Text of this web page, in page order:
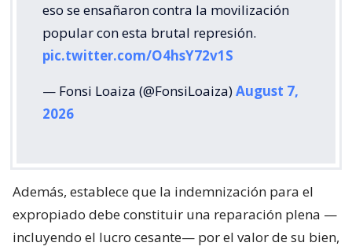
eso se ensañaron contra la movilización
popular con esta brutal represión.
pic.twitter.com/O4hsY72v1S
— Fonsi Loaiza (@FonsiLoaiza)August 7,
2026
Además, establece que la indemnización para el
expropiado debe constituir una reparación plena —
incluyendo el lucro cesante— por el valor de su bien,